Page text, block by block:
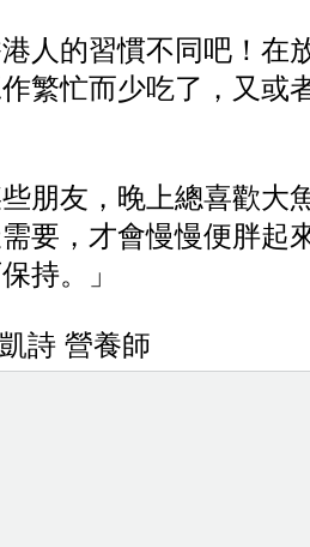
港人的習慣不同吧！在
繁忙而少吃了，又或
朋友，晚上總喜歡大
要，才會慢慢便胖起
持。」
詩 營養師